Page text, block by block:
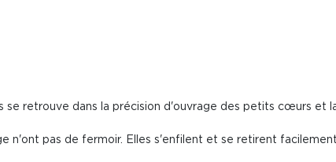
se retrouve dans la précision d'ouvrage des petits cœurs et
n'ont pas de fermoir. Elles s'enfilent et se retirent